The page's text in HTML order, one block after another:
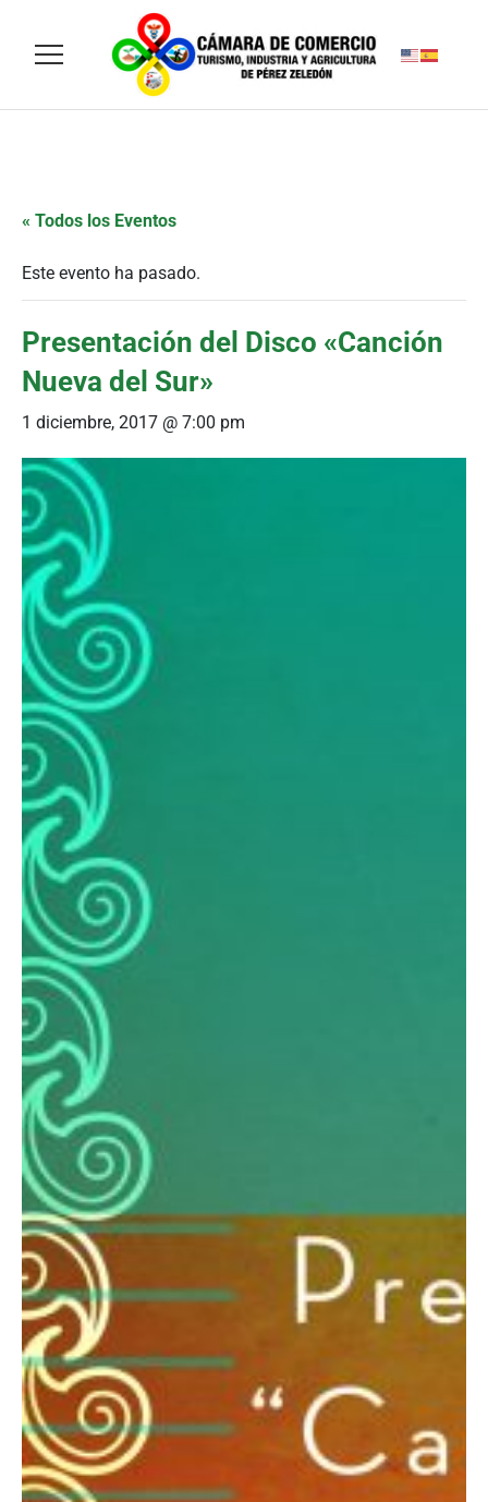
« Todos los Eventos
Este evento ha pasado.
Presentación del Disco «Canción
Nueva del Sur»
1 diciembre, 2017 @ 7:00 pm